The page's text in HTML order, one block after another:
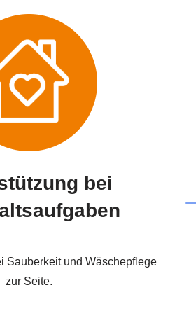
bei
Sauberkeit und Wäschepflege
zur Seite.